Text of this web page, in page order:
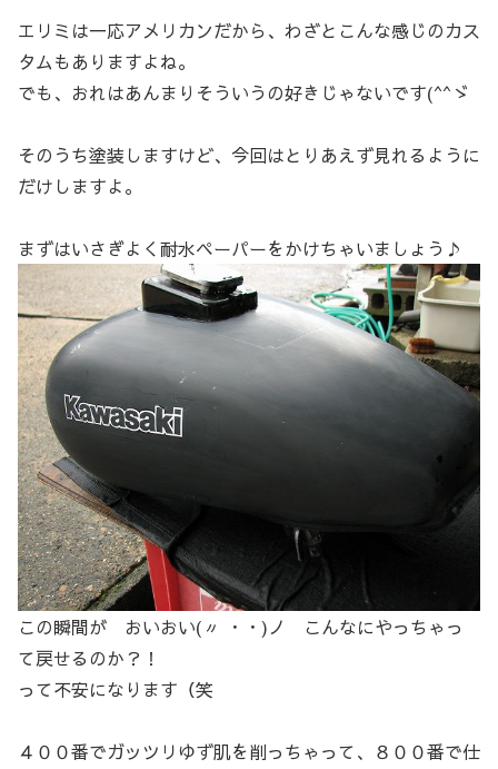
エリミは一応アメリカンだから、わざとこんな感じのカス
タムもありますよね。
でも、おれはあんまりそういうの好きじゃないです(^^ゞ
そのうち塗装しますけど、今回はとりあえず見れるように
だけしますよ。
まずはいさぎよく耐水ペーパーをかけちゃいましょう♪
この瞬間が おいおい(〃 ・・)ノ こんなにやっちゃっ
て戻せるのか？！
って不安になります（笑
４００番でガッツリゆず肌を削っちゃって、８００番で仕